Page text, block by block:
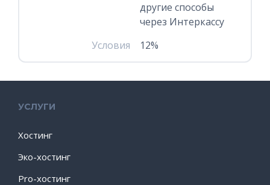
другие способы
через Интеркассу
Условия
12%
УСЛУГИ
Хостинг
Эко-хостинг
Pro-хостинг